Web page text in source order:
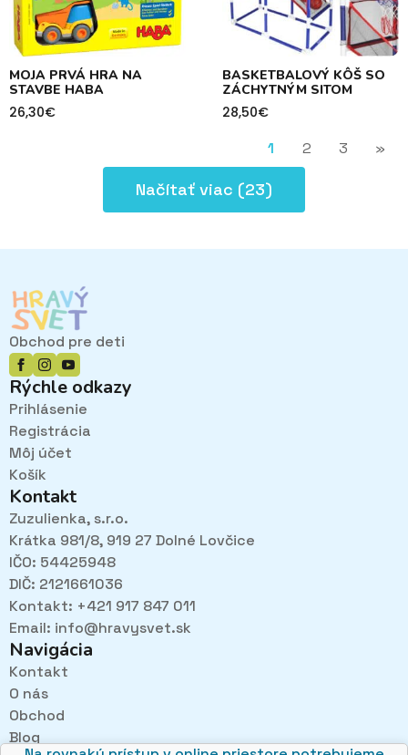
Pri návštevách kamenného obchodu pozorne
načúvame malým aj veľkým, aby sme zistili, čo sa Vám
v obchode páči najviac a mohli sa tak posúvať vpred.
MOJA PRVÁ HRA NA
STAVBE HABA
26,30€
BASKETBALOVÝ KÔŠ SO
ZÁCHYTNÝM SITOM
28,50€
1 2 3 »
Načítať viac (23)
Obchod pre deti
Rýchle odkazy
Prihlásenie
Registrácia
Môj účet
Košík
Kontakt
Zuzulienka, s.r.o.
Krátka 981/8, 919 27 Dolné Lovčice
IČO: 54425948
DIČ: 2121661036
Kontakt: +421 917 847 011
Email: info@hravysvet.sk
Navigácia
Kontakt
O nás
Obchod
Blog